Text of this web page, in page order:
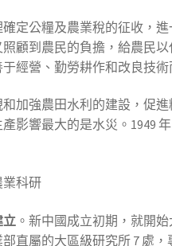
確定公糧及農業稅的征收，
顧到農民的負擔，給農民
經營、勤勞耕作和改良技
和加強農田水利的建設，促
影響最大的是水災。1949
科研
。新中國成立初期，就開
部直屬的大區級研究所 7 處，